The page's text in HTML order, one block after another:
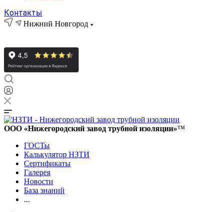
Контакты
Нижний Новгород
ООО «Нижегородский завод трубной изоляции»™
ГОСТы
Калькулятор НЗТИ
Сертификаты
Галерея
Новости
База знаний
...